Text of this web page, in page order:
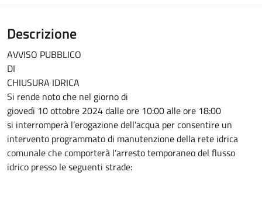
Descrizione
AVVISO PUBBLICO
DI
CHIUSURA IDRICA
Si rende noto che nel giorno di
giovedì 10 ottobre 2024 dalle ore 10:00 alle ore 18:00
si interromperà l’erogazione dell’acqua per consentire un
intervento programmato di manutenzione della rete idrica
comunale che comporterà l’arresto temporaneo del flusso
idrico presso le seguenti strade: